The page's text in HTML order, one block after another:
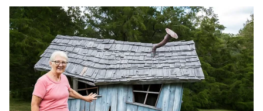
ನಂತರ ಒಂದು ಬೋಲ್ಡ್ ಫೋಟೊಗಳನ್ನು (Bold Photos)
ಸೋಶಿಯಲ್ ಮೀಡಿಯಾದಲ್ಲಿ ಹಂಚಿಕೊಳ್ಳುತ್ತಿದ್ದಾರೆ. ಒಂದು
ಫೋಟೊದಲ್ಲಿ ಲೂಸ್ ಟೀಶರ್ಟ್ ಮತ್ತು ಶಾರ್ಟ್ಸ್ ಧರಿಸಿದ್ರೆ,
ಮತ್ತೊಂದು ಫೋಟೊದಲ್ಲಿ ನಟಿ ಕ್ರಾಪ್ ಟಾಪ್ ಧರಿಸಿ ಮಾದಕ
ಭಂಗಿಯಲ್ಲಿ ಪೋಸ್ ಕೊಟ್ಟಿದ್ದಾರೆ.